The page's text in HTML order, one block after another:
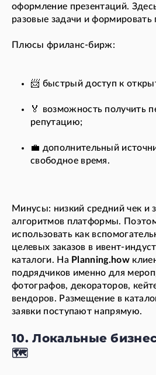
оформление презентаций.
разовые задачи и формировать
Плюсы фриланс-бирж:
📨 быстрый доступ к
🏅 возможность получить
репутацию;
💼 дополнительный
свободное время.
Минусы: низкий средний чек и
алгоритмов платформы.
использовать как
целевых заказов в ивент-
каталоги. На Planning.how
подрядчиков именно для
фотографов, декораторов,
вендоров. Размещение в
заявки поступают напрямую.
10. Локальные
🗺️